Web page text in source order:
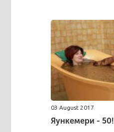
03 August 2017
Яункемери - 50!